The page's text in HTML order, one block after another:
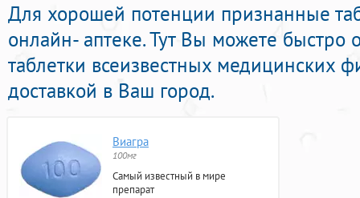
Для хорошей потенции признанные
онлайн- аптеке. Тут Вы можете
таблетки всеизвестных медицинских
доставкой в Ваш город.
Виагра
100мг
Самый известный в мире
препарат